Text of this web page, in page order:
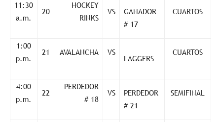
11:30
a.m.
20
HOCKEY
RINKS
VS
GANADOR
# 17
CUARTOS
1:00
p.m.
21 AVALANCHA VS
LAGGERS
CUARTOS
4:00
p.m.
22
PERDEDOR
# 18
VS
PERDEDOR
# 21
SEMIFINAL